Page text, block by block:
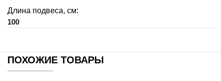
Длина подвеса, см:
100
ПОХОЖИЕ ТОВАРЫ